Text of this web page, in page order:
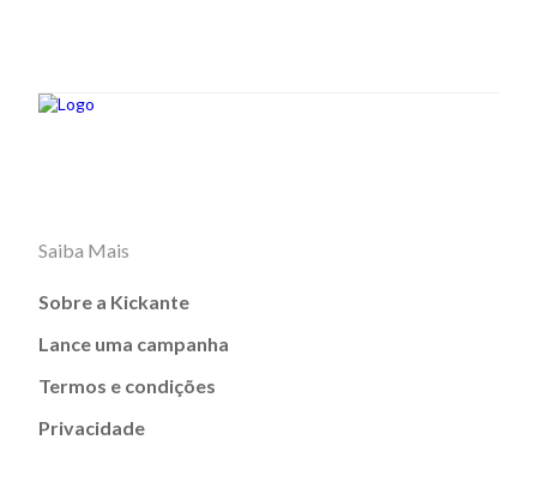
Saiba Mais
Sobre a Kickante
Lance uma campanha
Termos e condições
Privacidade